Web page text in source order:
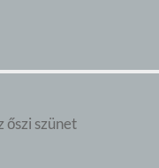
őszi szünet